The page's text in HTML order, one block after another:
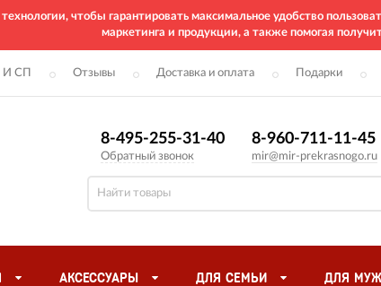
чтобы гарантировать максимальное удобство
маркетинга и продукции, а также помогая
СП Отзывы Доставка и оплата Подарки
8-495-255-31-40
Обратный звонок
8-960-711-11-45
mir@mir-prekrasnogo.ru
АКСЕССУАРЫ ДЛЯ СЕМЬИ ДЛЯ